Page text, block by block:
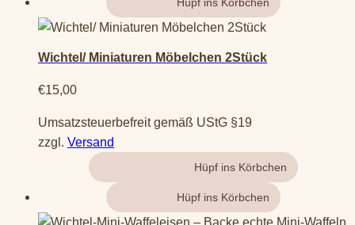
Wichtel/ Miniaturen Möbelchen 2Stück
€15,00
Umsatzsteuerbefreit gemäß UStG §19
zzgl. Versand